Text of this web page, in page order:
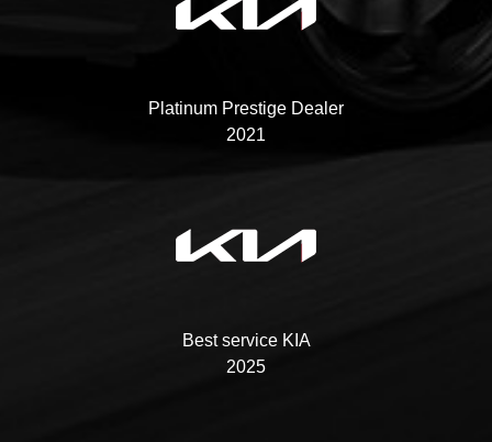
Platinum Prestige Dealer
2021
Best service KIA
2025